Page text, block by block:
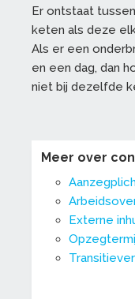
Er ontstaat
keten als deze
Als er een
en een dag, dan
niet bij dezelfde
Meer over
Externe